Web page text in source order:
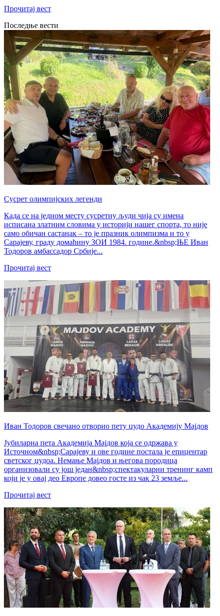
Прочитај вест
Последње вести
Сусрет олимпијских легенди
Када се на једном месту сусретну људи чија су имена
исписана златним словима у историји нашег спорта, то није
само обичан састанак – то је празник олимпизма и то у
Сарајеву, граду домаћину ЗОИ 1984. године.&nbsp;ЊЕ Иван
Тодоров амбассадор Србије...
Прочитај вест
Иван Тодоров свечано отворио пету џудо Академију Мајдов
Јубиларна пета Академија Мајдов која се одржава у
Источном&nbsp;Сарајеву и ове године постала је епицентар
светског џудоа. Немање Мајдов и његова породица
организовали су још један&nbsp;спектакуларни тренинг камп
који је у овај део Европе довео госте из чак 23 земље...
Прочитај вест